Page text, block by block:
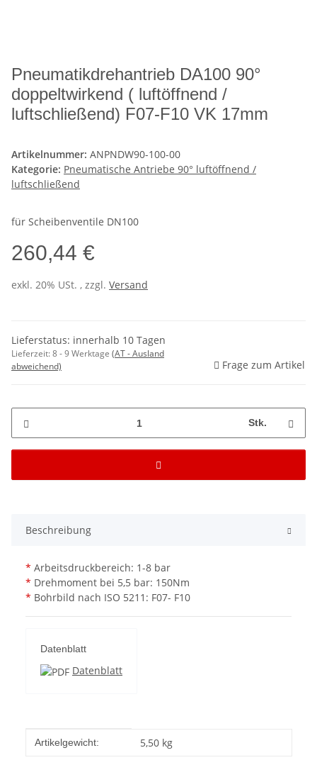
Pneumatikdrehantrieb DA100 90°
doppeltwirkend ( luftöffnend /
luftschließend) F07-F10 VK 17mm
Artikelnummer: ANPNDW90-100-00
Kategorie: Pneumatische Antriebe 90° luftöffnend /
luftschließend
für Scheibenventile DN100
260,44 €
exkl. 20% USt. , zzgl. Versand
Lieferstatus: innerhalb 10 Tagen
Lieferzeit:8 - 9 Werktage (AT - Ausland
abweichend)
Frage zum Artikel
Stk.
Beschreibung
* Arbeitsdruckbereich: 1-8 bar
* Drehmoment bei 5,5 bar: 150Nm
* Bohrbild nach ISO 5211: F07- F10
Datenblatt
Datenblatt
Produkteigenschaft
Wert
Artikelgewicht: 5,50 kg